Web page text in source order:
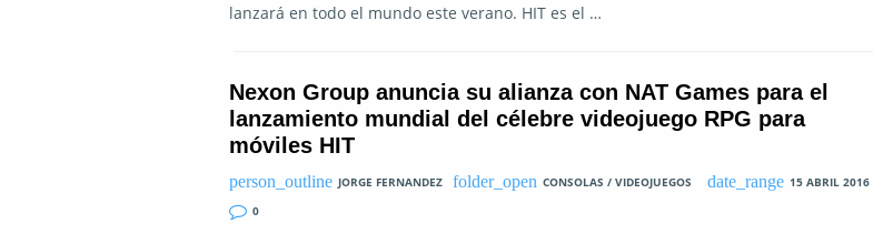
lanzará en todo el mundo este verano. HIT es el …
Nexon Group anuncia su alianza con NAT Games para el
lanzamiento mundial del célebre videojuego RPG para
móviles HIT
JORGE FERNANDEZ CONSOLAS / VIDEOJUEGOS
15 ABRIL 2016
0